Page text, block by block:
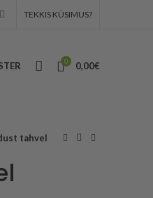
TEKKIS KÜSIMUS?
0 0,00€
tahvel